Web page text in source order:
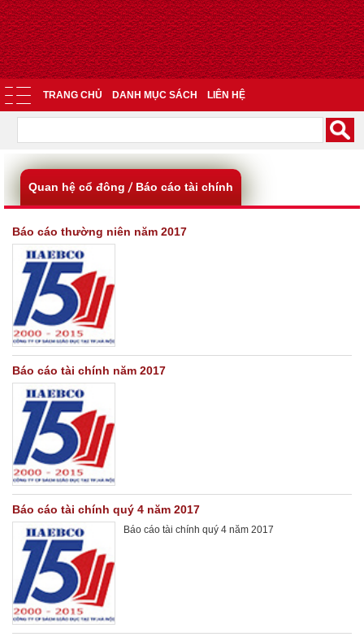
TRANG CHỦ DANH MỤC SÁCH LIÊN HỆ
Quan hệ cổ đông Báo cáo tài chính
Báo cáo thường niên năm 2017
Báo cáo tài chính năm 2017
Báo cáo tài chính quý 4 năm 2017
Báo cáo tài chính quý 4 năm 2017